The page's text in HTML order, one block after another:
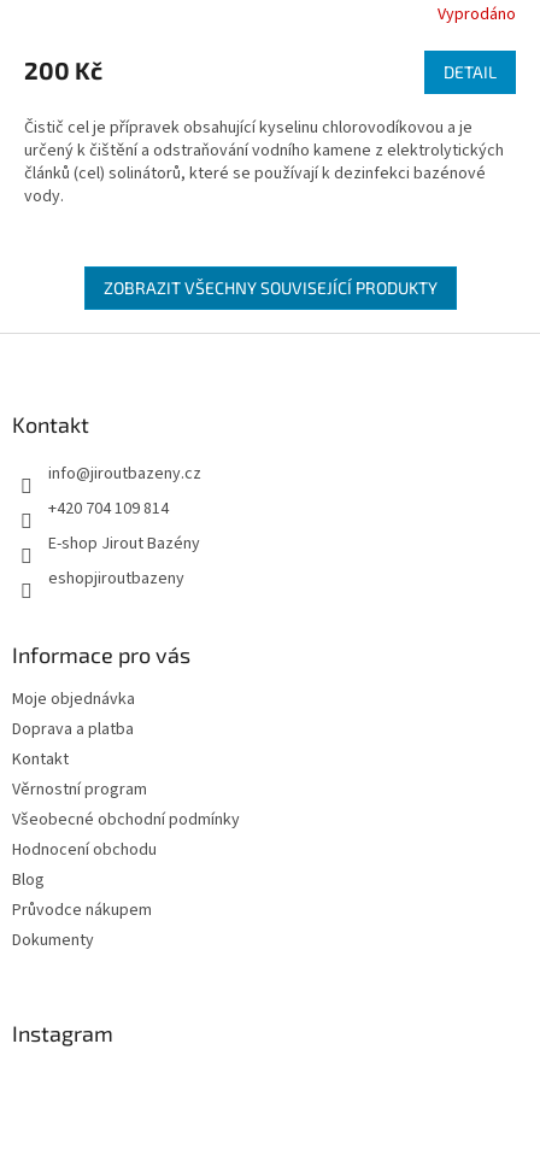
Vyprodáno
200 Kč DETAIL
Čistič cel je přípravek obsahující kyselinu chlorovodíkovou a je
určený k čištění a odstraňování vodního kamene z elektrolytických
článků (cel) solinátorů, které se používají k dezinfekci bazénové
vody.
ZOBRAZIT VŠECHNY SOUVISEJÍCÍ PRODUKTY
Kontakt
info@jiroutbazeny.cz
+420 704 109 814
E-shop Jirout Bazény
eshopjiroutbazeny
Informace pro vás
Moje objednávka
Doprava a platba
Kontakt
Věrnostní program
Všeobecné obchodní podmínky
Hodnocení obchodu
Blog
Průvodce nákupem
Dokumenty
Instagram